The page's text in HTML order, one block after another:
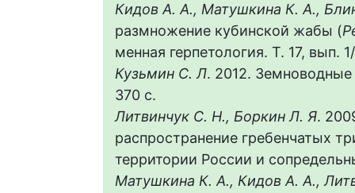
Кидов А. А., Матушкина К. А.,
размножение кубинской жабы (
менная герпетология. Т. 17, вып.
Кузьмин С. Л. 2012.
370 с.
Литвинчук С. Н., Боркин Л. Я.
распространение гребенчатых
территории России и
Матушкина К. А., Кидов А. А.,